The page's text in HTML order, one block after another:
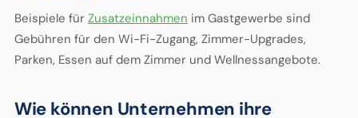
Beispiele für Zusatzeinnahmen im Gastgewerbe sind
Gebühren für den Wi-Fi-Zugang, Zimmer-Upgrades,
Parken, Essen auf dem Zimmer und Wellnessangebote.
Wie können Unternehmen ihre